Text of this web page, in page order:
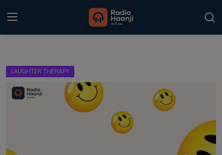
Gallery
LAUGHTER THERAPY